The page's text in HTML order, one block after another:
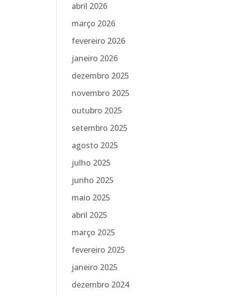
abril 2026
março 2026
fevereiro 2026
janeiro 2026
dezembro 2025
novembro 2025
outubro 2025
setembro 2025
agosto 2025
julho 2025
junho 2025
maio 2025
abril 2025
março 2025
fevereiro 2025
janeiro 2025
dezembro 2024